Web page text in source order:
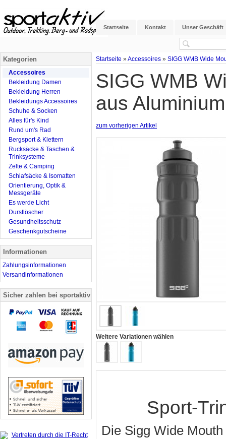
Startseite Kontakt Unser Geschäft
Startseite » Accessoires » SIGG WMB Wide
SIGG WMB
aus
zum vorherigen Artikel
Weitere Variationen wählen
Sport-
Die Sigg Wide
Kategorien
Accessoires
Bekleidung Damen
Bekleidung Herren
Bekleidungs Accessoires
Schuhe & Socken
Alles für's Kind
Rund um's Rad
Bergsport & Klettern
Rucksäcke & Taschen &
Trinksysteme
Zelte & Camping
Schlafsäcke & Isomatten
Orientierung, Optik &
Messgeräte
Es werde Licht
Durstlöscher
Gesundheitsschutz
Geschenkgutscheine
Informationen
Zahlungsinformationen
Versandinformationen
Sicher zahlen bei sportaktiv